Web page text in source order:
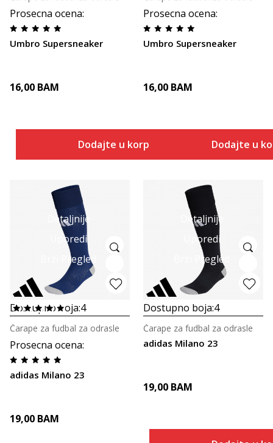
Prosecna ocena:
Umbro Supersneaker
16,00 BAM
Dodajte u korpu
Prosecna ocena:
Umbro Supersneaker
16,00 BAM
Dodajte u
Detaljnije
Uporedi
Brzi Pregled
Dostupno boja:4
Prosecna ocena:
adidas Milano 23
Čarape za fudbal za odrasle
19,00 BAM
Detaljnije
Uporedi
Brzi Pregled
Dostupno boja:4
adidas Milano 23
Čarape za fudbal za odrasle
19,00 BAM